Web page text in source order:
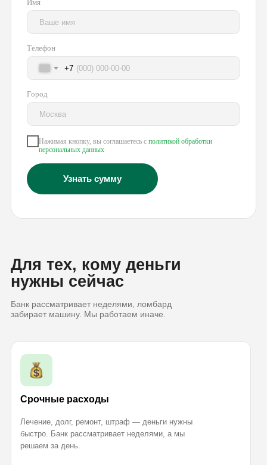
Имя
Телефон
+7
Город
Нажимая кнопку, вы соглашаетесь с политикой обработки
персональных данных
Узнать сумму
Для тех, кому деньги
нужны сейчас
Банк рассматривает неделями, ломбард
забирает машину. Мы работаем иначе.
Срочные расходы
Лечение, долг, ремонт, штраф — деньги нужны
быстро. Банк рассматривает неделями, а мы
решаем за день.